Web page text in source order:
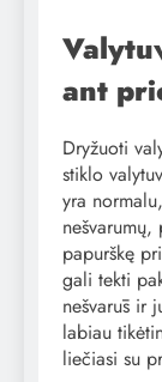
ant
Dryžuoti
stiklo
yra
papurškę
gali tekti
nešvarūs ir
labiau
liečiasi su